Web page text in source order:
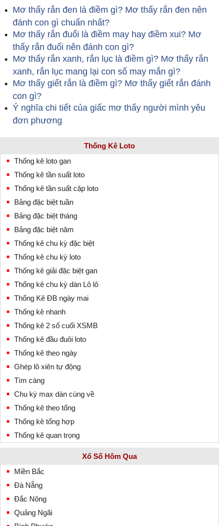
Mơ thấy rắn đen là điềm gì? Mơ thấy rắn đen nên
đánh con gì chuẩn nhất?
Mơ thấy rắn đuổi là điềm may hay điềm xui? Mơ
thấy rắn đuổi nên đánh con gì?
Mơ thấy rắn xanh, rắn lục là điềm gì? Mơ thấy rắn
xanh, rắn lục mang lại con số may mắn gì?
Mơ thấy giết rắn là điềm gì? Mơ thấy giết rắn đánh
con gì?
Ý nghĩa chi tiết của giấc mơ thấy người mình yêu
đơn phương
Thống Kê Loto
Thống kê loto gan
Thống kê tần suất loto
Thống kê tần suất cặp loto
Bảng đặc biệt tuần
Bảng đặc biệt tháng
Bảng đặc biệt năm
Thống kê chu kỳ đặc biệt
Thống kê chu kỳ loto
Thống kê giải đặc biệt gan
Thống kê chu kỳ dàn Lô lô
Thống Kê ĐB ngày mai
Thống kê nhanh
Thống kê 2 số cuối XSMB
Thống kê đầu đuôi loto
Thống kê theo ngày
Ghép lô xiên tự động
Tìm càng
Chu kỳ max dàn cùng về
Thống kê theo tổng
Thống kê tổng hợp
Thống kê quan trọng
Xổ Số Hôm Qua
Miền Bắc
Đà Nẵng
Đắc Nông
Quảng Ngãi